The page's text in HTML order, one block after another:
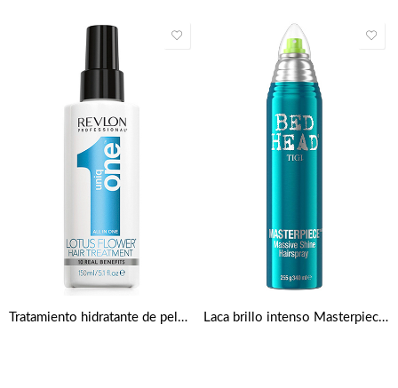
Tratamiento hidratante de pelo Uniq One Flor de Loto 150ml de Revlon Laca brillo intenso Masterpiece 340 ml de Tigi Bed Head